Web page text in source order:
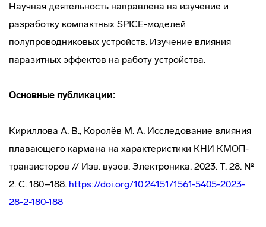
Научная деятельность направлена на изучение и
разработку компактных SPICE-моделей
полупроводниковых устройств. Изучение влияния
паразитных эффектов на работу устройства.
Основные публикации:
Кириллова А. В., Королёв М. А. Исследование влияния
плавающего кармана на характеристики КНИ КМОП-
транзисторов // Изв. вузов. Электроника. 2023. Т. 28. №
2. С. 180–188. https://doi.org/10.24151/1561-5405-2023-
28-2-180-188